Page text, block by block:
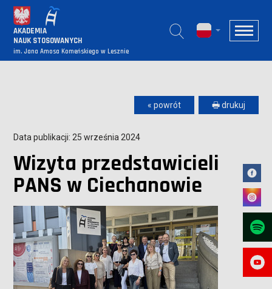
AKADEMIA
NAUK STOSOWANYCH
im. Jana Amosa Komeńskiego w Lesznie
« powrót 🖶 drukuj
Data publikacji: 25 września 2024
Wizyta przedstawicieli
PANS w Ciechanowie